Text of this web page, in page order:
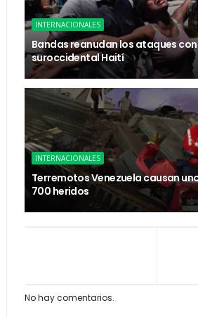
INTERNACIONALES
Bandas reanudan los ataques
suroccidental Haití
INTERNACIONALES
Terremotos Venezuela causan
700 heridos
No hay comentarios.